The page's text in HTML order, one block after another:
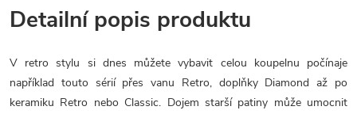
Detailní popis produktu
V retro stylu si dnes můžete vybavit celou koupelnu počínaje
například touto sérií přes vanu Retro, doplňky Diamond až po
keramiku Retro nebo Classic. Dojem starší patiny může umocnit